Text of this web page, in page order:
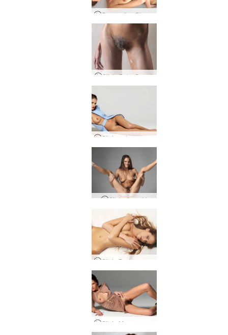
Silvie Beku Semak
Silvie pelayan yang sempurna
Silvie Cowgirl
Silvie Bush sayang